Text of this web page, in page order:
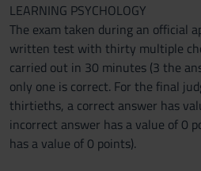
LEARNING PSYCHOLOGY
The exam taken during an official
written test with thirty multiple
carried out in 30 minutes (3 the
only one is correct. For the final
thirtieths, a correct answer has
incorrect answer has a value of 0
has a value of 0 points).